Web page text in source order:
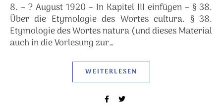
8. – ? August 1920 – In Kapitel III einfügen – § 38.
Über die Etymologie des Wortes cultura. § 38.
Etymologie des Wortes natura (und dieses Material
auch in die Vorlesung zur…
WEITERLESEN